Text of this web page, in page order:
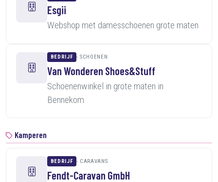
Esgii
Webshop met damesschoenen grote maten
BEDRIJF SCHOENEN
Van Wonderen Shoes&Stuff
Schoenenwinkel in grote maten in
Bennekom
Kamperen
BEDRIJF CARAVANS
Fendt-Caravan GmbH